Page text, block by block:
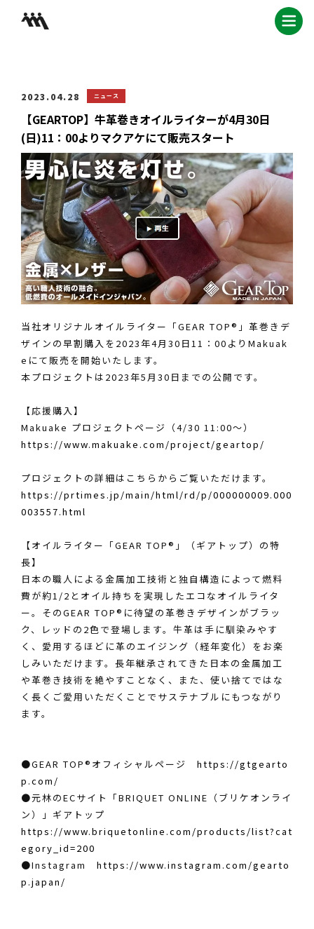
2023.04.28 ニュース
【GEARTOP】牛革巻きオイルライターが4月30日
(日)11：00よりマクアケにて販売スタート
当社オリジナルオイルライター「GEAR TOP®」革巻きデ
ザインの早割購入を2023年4月30日11：00よりMakuak
eにて販売を開始いたします。
本プロジェクトは2023年5月30日までの公開です。
【応援購入】
Makuake プロジェクトページ（4/30 11:00～）
https://www.makuake.com/project/geartop/
プロジェクトの詳細はこちらからご覧いただけます。
https://prtimes.jp/main/html/rd/p/000000009.000
003557.html
【オイルライター「GEAR TOP®」（ギアトップ）の特
長】
日本の職人による金属加工技術と独自構造によって燃料
費が約1/2とオイル持ちを実現したエコなオイルライタ
ー。そのGEAR TOP®に待望の革巻きデザインがブラッ
ク、レッドの2色で登場します。牛革は手に馴染みやす
く、愛用するほどに革のエイジング（経年変化）をお楽
しみいただけます。長年継承されてきた日本の金属加工
や革巻き技術を絶やすことなく、また、使い捨てではな
く長くご愛用いただくことでサステナブルにもつながり
ます。
●GEAR TOP®オフィシャルページ https://gtgearto
p.com/
●元林のECサイト「BRIQUET ONLINE（ブリケオンライ
ン）」ギアトップ
https://www.briquetonline.com/products/list?cat
egory_id=200
●Instagram https://www.instagram.com/gearto
p.japan/